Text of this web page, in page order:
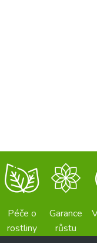
Péče o
rostliny
Garance
růstu